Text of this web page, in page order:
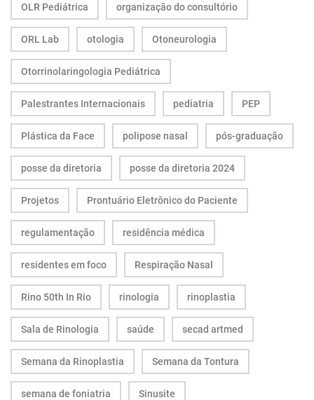
OLR Pediátrica organização do consultório
ORL Lab otologia Otoneurologia
Otorrinolaringologia Pediátrica
Palestrantes Internacionais pediatria PEP
Plástica da Face polipose nasal pós-graduação
posse da diretoria posse da diretoria 2024
Projetos Prontuário Eletrônico do Paciente
regulamentação residência médica
residentes em foco Respiração Nasal
Rino 50th In Rio rinologia rinoplastia
Sala de Rinologia saúde secad artmed
Semana da Rinoplastia Semana da Tontura
semana de foniatria Sinusite